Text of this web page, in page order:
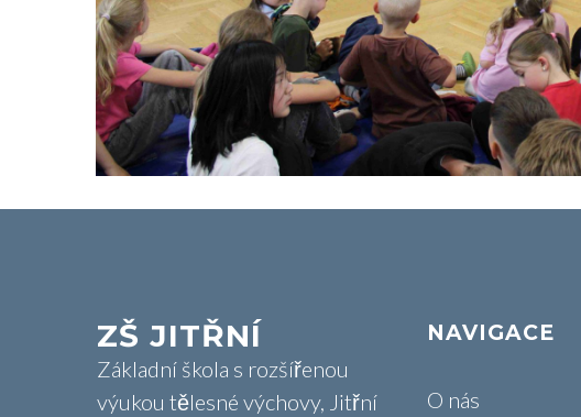
ZŠ JITŘNÍ
Základní škola s rozšířenou
výukou tělesné výchovy, Jitřní
NAVIGACE
O nás